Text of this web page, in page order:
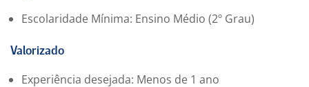
Escolaridade Mínima: Ensino Médio (2º Grau)
Valorizado
Experiência desejada: Menos de 1 ano